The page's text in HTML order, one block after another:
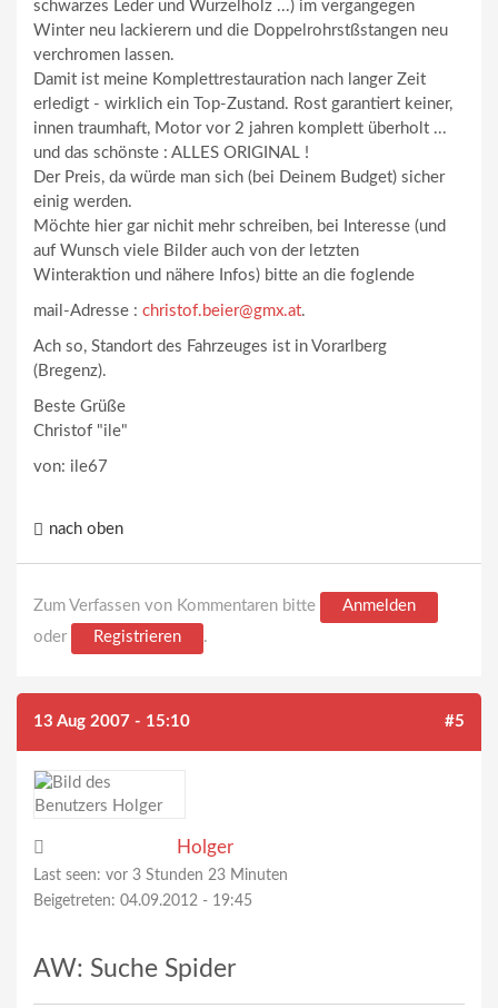
schwarzes Leder und Wurzelholz ...) im vergangegen
Winter neu lackierern und die Doppelrohrstßstangen neu
verchromen lassen.
Damit ist meine Komplettrestauration nach langer Zeit
erledigt - wirklich ein Top-Zustand. Rost garantiert keiner,
innen traumhaft, Motor vor 2 jahren komplett überholt ...
und das schönste : ALLES ORIGINAL !
Der Preis, da würde man sich (bei Deinem Budget) sicher
einig werden.
Möchte hier gar nichit mehr schreiben, bei Interesse (und
auf Wunsch viele Bilder auch von der letzten
Winteraktion und nähere Infos) bitte an die foglende
mail-Adresse : christof.beier@gmx.at.
Ach so, Standort des Fahrzeuges ist in Vorarlberg
(Bregenz).
Beste Grüße
Christof "ile"
von: ile67
nach oben
Zum Verfassen von Kommentaren bitte
Anmelden
oder
Registrieren .
13 Aug 2007 - 15:10 #5
Holger
Last seen: vor 3 Stunden 23 Minuten
Beigetreten: 04.09.2012 - 19:45
AW: Suche Spider